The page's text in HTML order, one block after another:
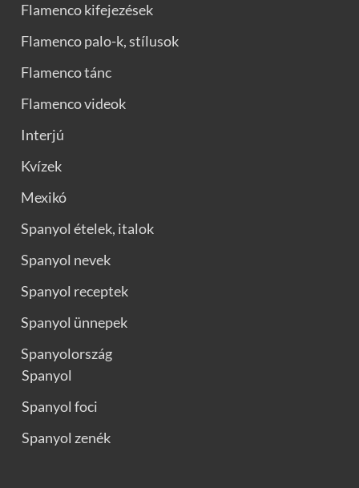
Flamenco kifejezések
Flamenco palo-k, stílusok
Flamenco tánc
Flamenco videok
Interjú
Kvízek
Mexikó
Spanyol ételek, italok
Spanyol nevek
Spanyol receptek
Spanyol ünnepek
Spanyolország
Spanyol
Spanyol foci
Spanyol zenék